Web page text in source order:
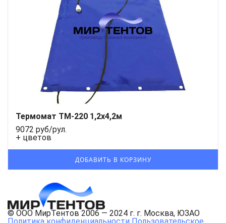
Термомат ТМ-220 1,2x4,2м
9072 руб/рул.
+ цветов
© ООО МирТентов 2006 — 2024 г. г. Москва, ЮЗАО